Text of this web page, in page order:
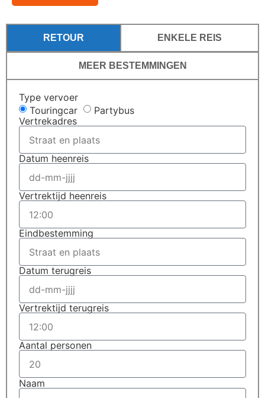
RETOUR ENKELE REIS
MEER BESTEMMINGEN
Type vervoer
Touringcar
Partybus
Vertrekadres
Datum heenreis
Vertrektijd heenreis
Eindbestemming
Datum terugreis
Vertrektijd terugreis
Aantal personen
Naam